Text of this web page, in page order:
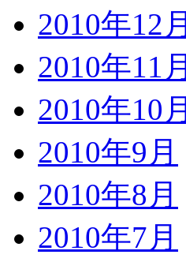
2010年12月
2010年11月
2010年10月
2010年9月
2010年8月
2010年7月